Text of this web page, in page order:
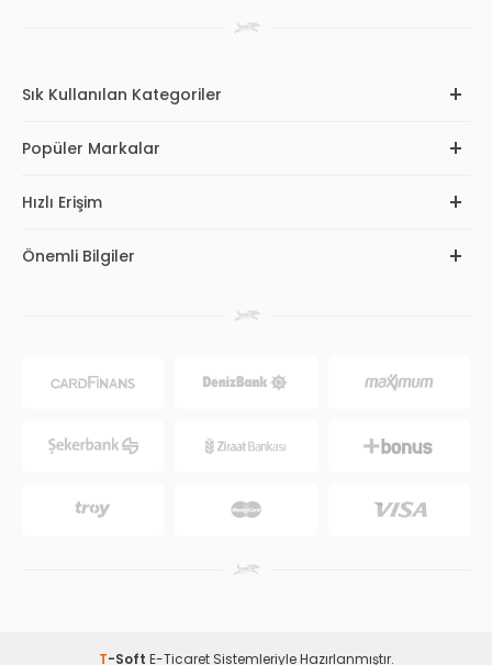
Sık Kullanılan Kategoriler
Popüler Markalar
Hızlı Erişim
Önemli Bilgiler
T-Soft E-TicaretSistemleriyle Hazırlanmıştır.